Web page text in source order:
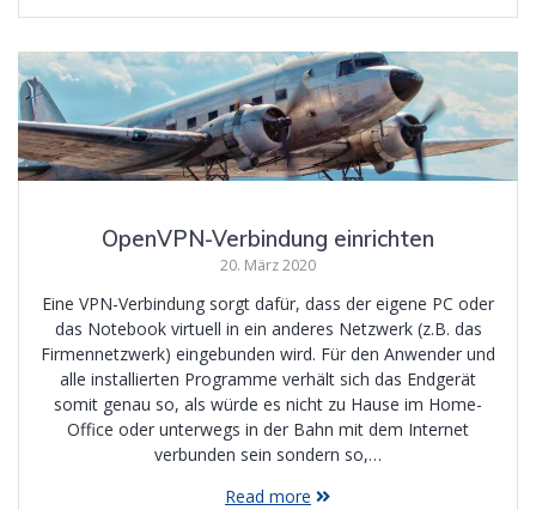
OpenVPN-Verbindung einrichten
20. März 2020
Eine VPN-Verbindung sorgt dafür, dass der eigene PC oder
das Notebook virtuell in ein anderes Netzwerk (z.B. das
Firmennetzwerk) eingebunden wird. Für den Anwender und
alle installierten Programme verhält sich das Endgerät
somit genau so, als würde es nicht zu Hause im Home-
Office oder unterwegs in der Bahn mit dem Internet
verbunden sein sondern so,…
Read more